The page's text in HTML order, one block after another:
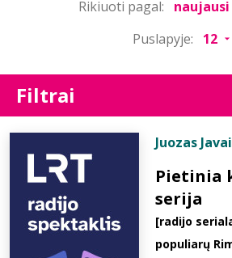
Rikiuoti pagal:
Puslapyje:
Filtrai
Juozas
Pietinia
serija
[radijo
populiarų